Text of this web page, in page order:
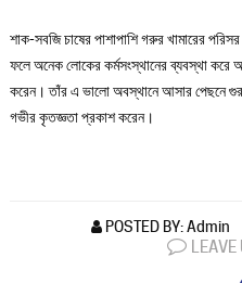
শাক-সবজি চাষের পাশাপাশি গরুর খামারের
ফলে অনেক লোকের কর্মসংস্থানের ব্যবস্থা করে
করেন। তাঁর এ ভালো অবস্থানে আসার পেছনে
গভীর কৃতজ্ঞতা প্রকাশ করেন।
POSTED BY: Admin